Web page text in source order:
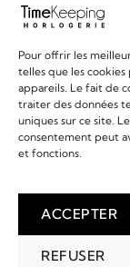
Pour offrir les
telles que les
appareils. Le fait de
traiter des données
uniques sur ce site.
consentement peut
et fonctions.
ACCEPTER
REFUSER
02 31 47 49 97
Liens utiles
2026 ©